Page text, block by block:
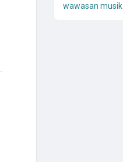
wawasan musik